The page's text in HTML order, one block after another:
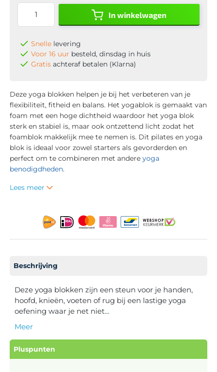
In winkelwagen
Snelle levering
Voor 16 uur besteld, dinsdag in huis
Gratis achteraf betalen (Klarna)
Deze yoga blokken helpen je bij het verbeteren van je
flexibiliteit, fitheid en balans. Het yogablok is gemaakt van
foam met een hoge dichtheid waardoor het yoga blok
sterk en stabiel is, maar ook ontzettend licht zodat het
foamblok makkelijk mee te nemen is. Dit pilates en yoga
blok is ideaal voor zowel starters als gevorderden en
perfect om te combineren met andere yoga
benodigdheden.
Lees meer
Beschrijving
Deze yoga blokken zijn een steun voor je handen,
hoofd, knieën, voeten of rug bij een lastige yoga
oefening waar je net niet…
Meer
Pluspunten